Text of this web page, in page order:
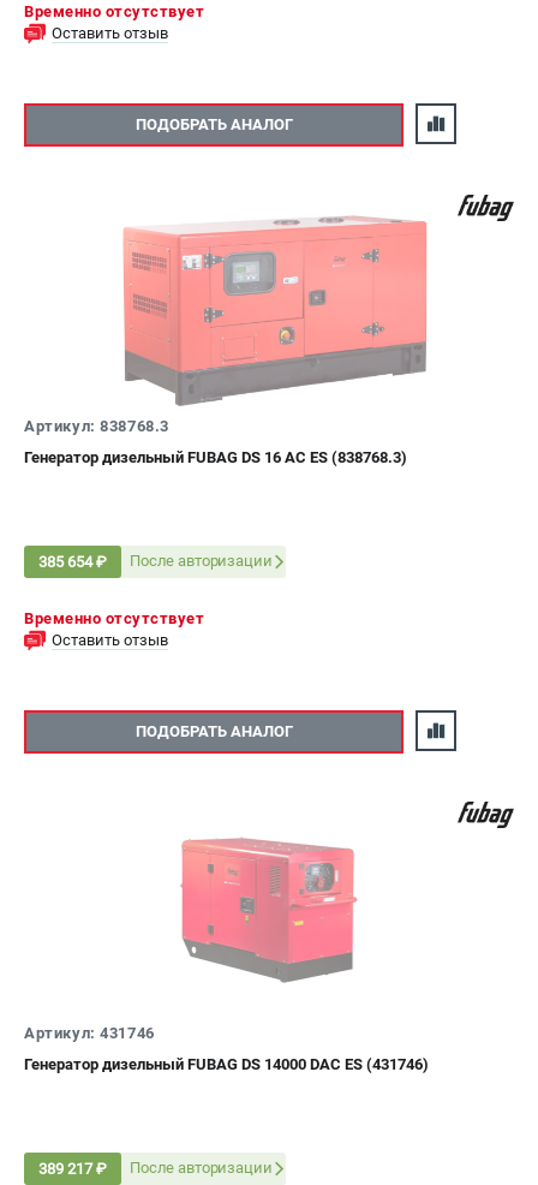
Временно отсутствует
Оставить отзыв
ПОДОБРАТЬ АНАЛОГ
Артикул: 838768.3
Генератор дизельный FUBAG DS 16 AC ES (838768.3)
385 654 ₽ После авторизации
Временно отсутствует
Оставить отзыв
ПОДОБРАТЬ АНАЛОГ
Артикул: 431746
Генератор дизельный FUBAG DS 14000 DAC ES (431746)
389 217 ₽ После авторизации